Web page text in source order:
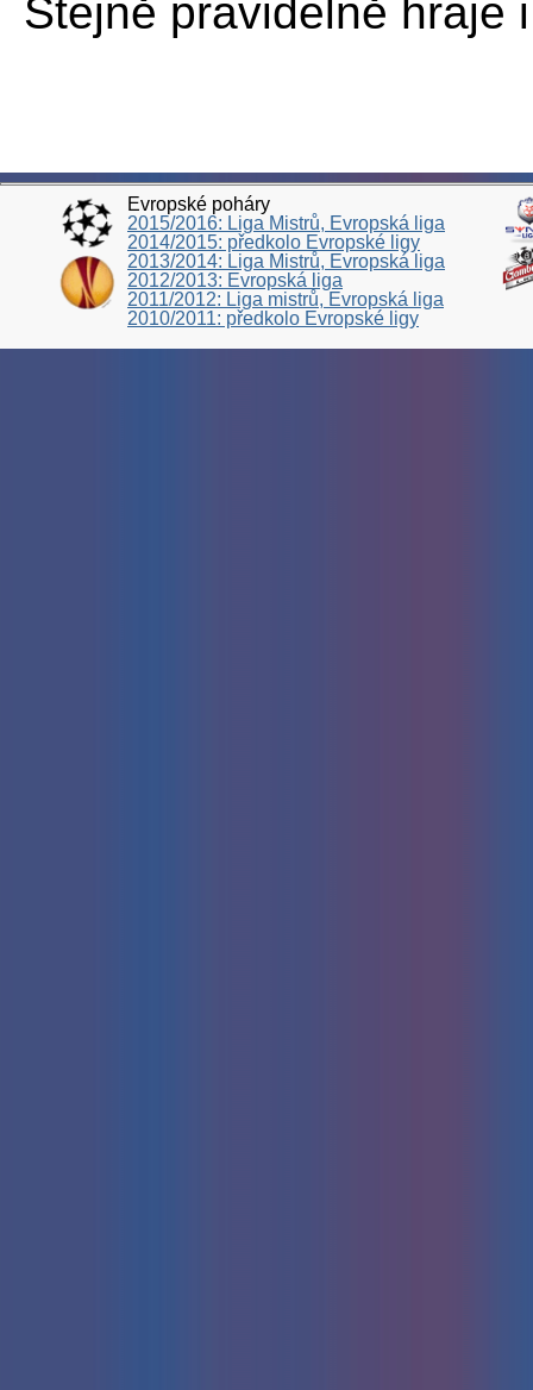
Stejně pravidelně hraje
Evropské poháry
2015/2016: Liga Mistrů, Evropská liga
2014/2015: předkolo Evropské ligy
2013/2014: Liga Mistrů, Evropská liga
2012/2013: Evropská liga
2011/2012: Liga mistrů, Evropská liga
2010/2011: předkolo Evropské ligy